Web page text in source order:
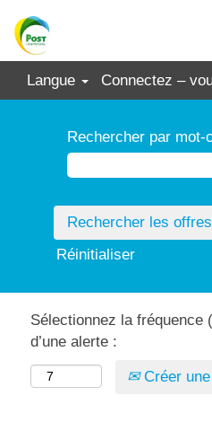
Langue Connectez –
Rechercher par mot-
Réinitialiser
Sélectionnez la fréquence
d’une alerte :
Créer